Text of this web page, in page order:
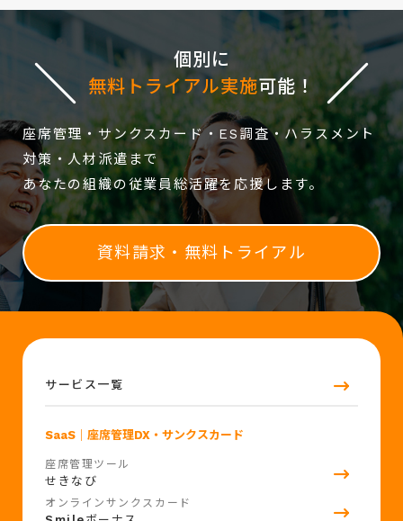
個別に
無料トライアル実施可能！
座席管理・サンクスカード・ES調査・ハラスメント
対策・人材派遣まで
あなたの組織の従業員総活躍を応援します。
資料請求・無料トライアル
サービス一覧
SaaS ｜座席管理DX・サンクスカード
座席管理ツール
せきなび
オンラインサンクスカード